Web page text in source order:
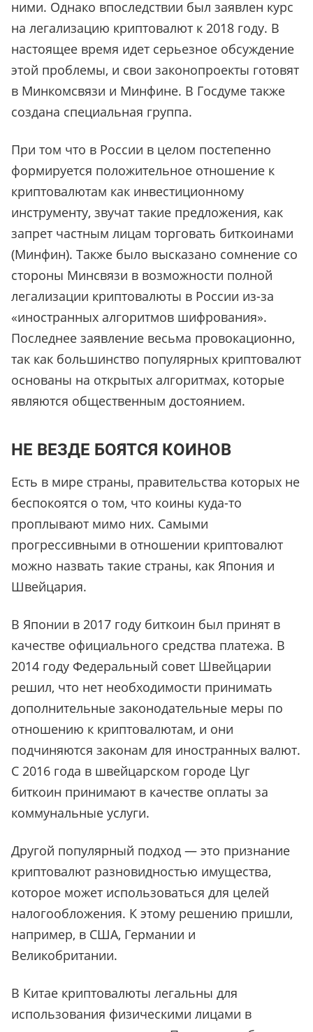
ними. Однако впоследствии был заявлен курс
на легализацию криптовалют к 2018 году. В
настоящее время идет серьезное обсуждение
этой проблемы, и свои законопроекты готовят
в Минкомсвязи и Минфине. В Госдуме также
создана специальная группа.
При том что в России в целом постепенно
формируется положительное отношение к
криптовалютам как инвестиционному
инструменту, звучат такие предложения, как
запрет частным лицам торговать биткоинами
(Минфин). Также было высказано сомнение со
стороны Минсвязи в возможности полной
легализации криптовалюты в России из-за
«иностранных алгоритмов шифрования».
Последнее заявление весьма провокационно,
так как большинство популярных криптовалют
основаны на открытых алгоритмах, которые
являются общественным достоянием.
НЕ ВЕЗДЕ БОЯТСЯ КОИНОВ
Есть в мире страны, правительства которых не
беспокоятся о том, что коины куда-то
проплывают мимо них. Самыми
прогрессивными в отношении криптовалют
можно назвать такие страны, как Япония и
Швейцария.
В Японии в 2017 году биткоин был принят в
качестве официального средства платежа. В
2014 году Федеральный совет Швейцарии
решил, что нет необходимости принимать
дополнительные законодательные меры по
отношению к криптовалютам, и они
подчиняются законам для иностранных валют.
С 2016 года в швейцарском городе Цуг
биткоин принимают в качестве оплаты за
коммунальные услуги.
Другой популярный подход — это признание
криптовалют разновидностью имущества,
которое может использоваться для целей
налогообложения. К этому решению пришли,
например, в США, Германии и
Великобритании.
В Китае криптовалюты легальны для
использования физическими лицами в